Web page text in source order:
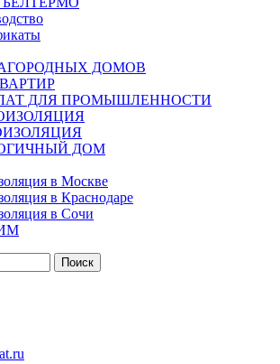
ДОМОВ
ДЛЯ ПРОМЫШЛЕННОСТИ
ДОМ
в Москве
в Краснодаре
в Сочи
Поиск